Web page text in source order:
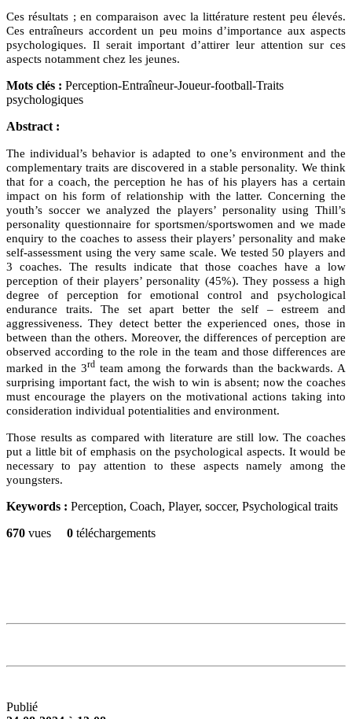
Ces résultats ; en comparaison avec la littérature restent peu élevés.
Ces entraîneurs accordent un peu moins d’importance aux aspects
psychologiques. Il serait important d’attirer leur attention sur ces
aspects notamment chez les jeunes.
Mots clés : Perception-Entraîneur-Joueur-football-Traits
psychologiques
Abstract :
The individual’s behavior is adapted to one’s environment and the
complementary traits are discovered in a stable personality. We think
that for a coach, the perception he has of his players has a certain
impact on his form of relationship with the latter. Concerning the
youth’s soccer we analyzed the players’ personality using Thill’s
personality questionnaire for sportsmen/sportswomen and we made
enquiry to the coaches to assess their players’ personality and make
self-assessment using the very same scale. We tested 50 players and
3 coaches. The results indicate that those coaches have a low
perception of their players’ personality (45%). They possess a high
degree of perception for emotional control and psychological
endurance traits. The set apart better the self – estreem and
aggressiveness. They detect better the experienced ones, those in
between than the others. Moreover, the differences of perception are
observed according to the role in the team and those differences are
marked in the 3rdteam among the forwards than the backwards. A
surprising important fact, the wish to win is absent; now the coaches
must encourage the players on the motivational actions taking into
consideration individual potentialities and environment.
Those results as compared with literature are still low. The coaches
put a little bit of emphasis on the psychological aspects. It would be
necessary to pay attention to these aspects namely among the
youngsters.
Keywords : Perception, Coach, Player, soccer, Psychological traits
670 vues 0 téléchargements
Publié